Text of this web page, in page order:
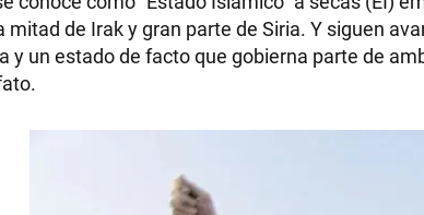
mitad de Irak y gran parte de Siria. Y siguen
y un estado de facto que gobierna parte de